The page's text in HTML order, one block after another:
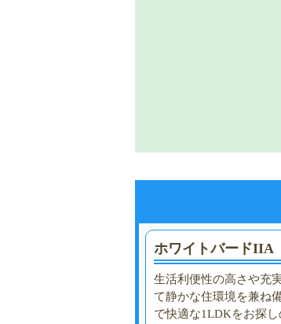
ホワイトバードIIA
生活利便性の高さや充
て静かな住環境を兼ね
で快適な1LDKをお探